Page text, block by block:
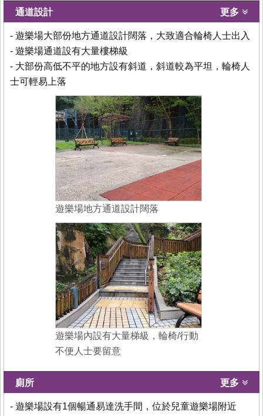
通道設計 更多
- 遊樂場大部份地方通道設計闊落，大致適合輪椅人士出入
- 遊樂場通道設有大量樓梯級
- 大部份高低不平的地方設有斜道，斜道較為平坦，輪椅人
士可輕易上落
遊樂場地方通道設計闊落
遊樂場內設有大量梯級，輪椅/行動
不便人士要留意
廁所 更多
- 遊樂場設有1個暢通易達洗手間，位於兒童遊樂場附近